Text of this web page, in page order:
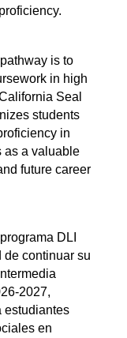
is to
in high
Seal
students
in
as a valuable
future career
DLI
de continuar su
2027,
estudiantes
en